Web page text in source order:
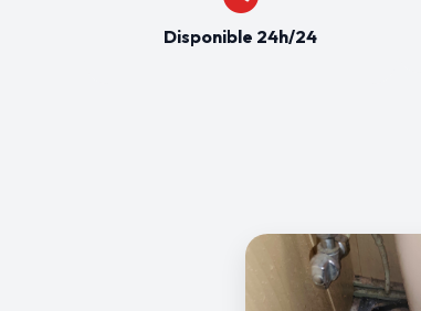
Disponible 24h/24